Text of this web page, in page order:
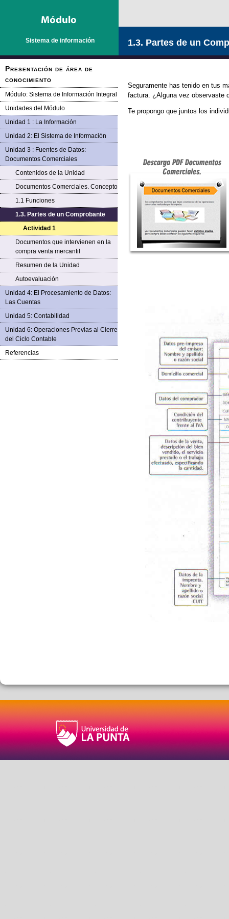
Sistema de información
Presentación de área de
conocimiento
Módulo: Sistema de Información Integral
Unidades del Módulo
Unidad 1 : La Información
Unidad 2: El Sistema de Información
Unidad 3 : Fuentes de Datos:
Documentos Comerciales
Contenidos de la Unidad
Documentos Comerciales. Concepto
1.1 Funciones
1.3. Partes de un Comprobante
Actividad 1
Documentos que intervienen en la
compra venta mercantil
Resumen de la Unidad
Autoevaluación
Unidad 4: El Procesamiento de Datos:
Las Cuentas
Unidad 5: Contabilidad
Unidad 6: Operaciones Previas al Cierre
del Ciclo Contable
Referencias
1.3. Partes de un
Seguramente has tenido en tus
factura. ¿Alguna vez observaste
Te propongo que juntos los